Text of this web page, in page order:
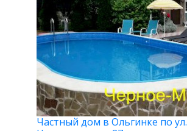
Частный дом в Ольгинке по ул.